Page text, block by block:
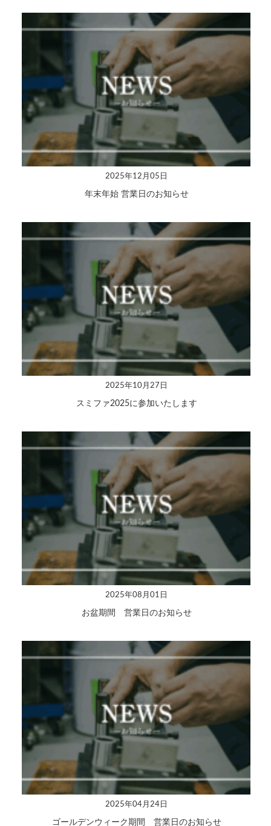
2025年12月05日
年末年始 営業日のお知らせ
2025年10月27日
スミファ2025に参加いたします
2025年08月01日
お盆期間 営業日のお知らせ
2025年04月24日
ゴールデンウィーク期間 営業日のお知らせ